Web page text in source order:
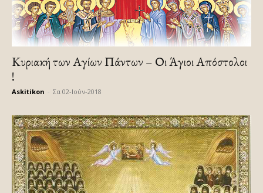
Κυριακή των Αγίων Πάντων – Οι Άγιοι Απόστολοι
!
Askitikon Σα 02-Ιούν-2018